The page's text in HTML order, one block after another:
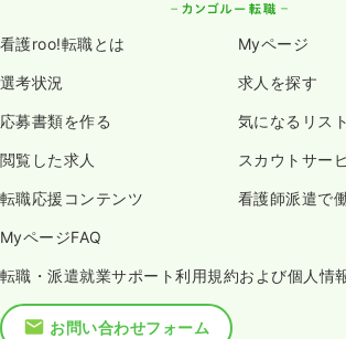
看護roo!転職とは Myページ
選考状況 求人を探す
応募書類を作る 気になるリスト
閲覧した求人 スカウトサー
転職応援コンテンツ 看護師派遣で
MyページFAQ
転職・派遣就業サポート利用規約および個人情
お問い合わせフォーム